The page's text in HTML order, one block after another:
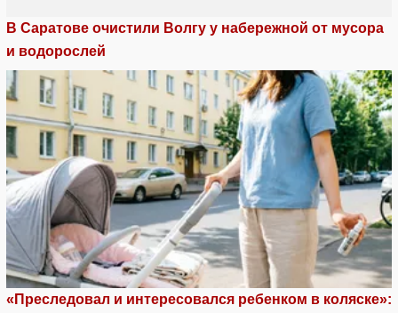
В Саратове очистили Волгу у набережной от мусора
и водорослей
«Преследовал и интересовался ребенком в коляске»: